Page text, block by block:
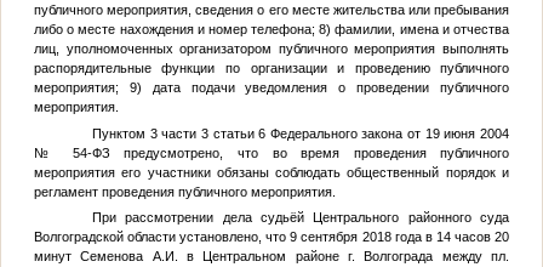
публичного мероприятия, сведения о его месте жительства или пребывания
либо о месте нахождения и номер телефона; 8) фамилии, имена и отчества
лиц, уполномоченных организатором публичного мероприятия выполнять
распорядительные функции по организации и проведению публичного
мероприятия; 9) дата подачи уведомления о проведении публичного
мероприятия.
Пунктом 3 части 3 статьи 6 Федерального закона от 19 июня 2004
№ 54-ФЗ предусмотрено, что во время проведения публичного
мероприятия его участники обязаны соблюдать общественный порядок и
регламент проведения публичного мероприятия.
При рассмотрении дела судьёй Центрального районного суда
Волгоградской области установлено, что 9 сентября 2018 года в 14 часов 20
минут Семенова А.И. в Центральном районе г. Волгограда между пл.